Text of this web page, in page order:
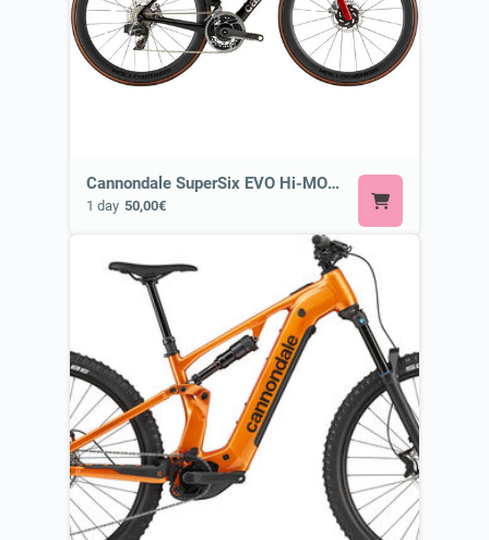
Cannondale SuperSix EVO Hi-MOD 1 ⭐ Most Exclusive Cannondale Bike
1 day 50,00€